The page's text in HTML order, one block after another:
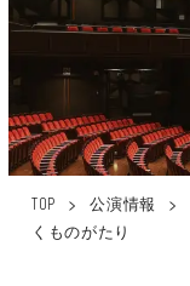
TOP > 公演情報 >
くものがたり